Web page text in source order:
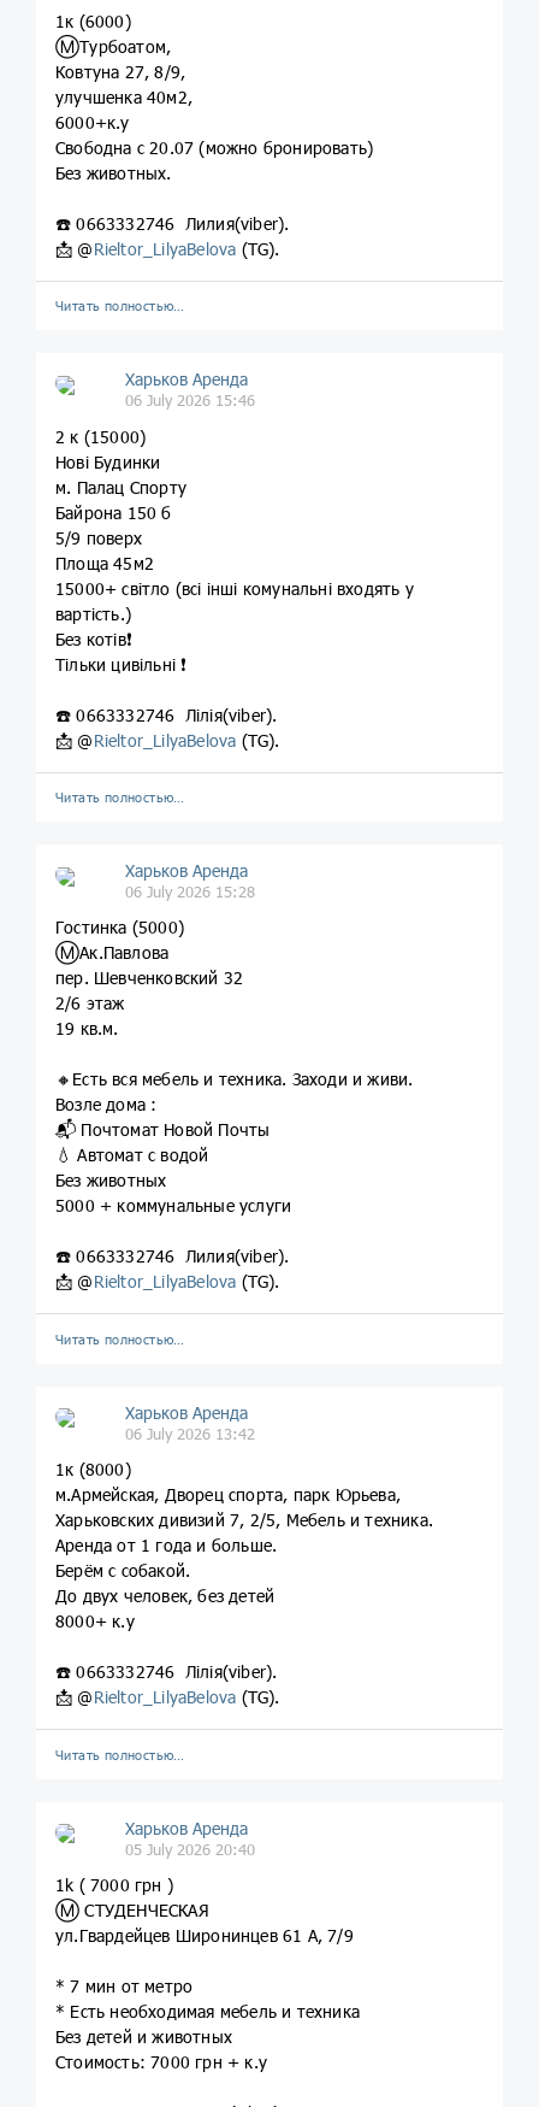
1к (6000)
Ⓜ️Турбоатом,
Ковтуна 27, 8/9,
улучшенка 40м2,
6000+к.у
Свободна с 20.07 (можно бронировать)
Без животных.
☎️ 0663332746 Лилия(viber).
📩 @Rieltor_LilyaBelova (TG).
Читать полностью…
Харьков Аренда
06 July 2026 15:46
2 к (15000)
Нові Будинки
м. Палац Спорту
Байрона 150 б
5/9 поверх
Площа 45м2
15000+ світло (всі інші комунальні входять у
вартість.)
Без котів❗️
Тільки цивільні ❗️
☎️ 0663332746 Лілія(viber).
📩 @Rieltor_LilyaBelova (TG).
Читать полностью…
Харьков Аренда
06 July 2026 15:28
Гостинка (5000)
Ⓜ️Ак.Павлова
пер. Шевченковский 32
2/6 этаж
19 кв.м.
🔸Есть вся мебель и техника. Заходи и живи.
Возле дома :
📬 Почтомат Новой Почты
💧 Автомат с водой
Без животных
5000 + коммунальные услуги
☎️ 0663332746 Лилия(viber).
📩 @Rieltor_LilyaBelova (TG).
Читать полностью…
Харьков Аренда
06 July 2026 13:42
1к (8000)
м.Армейская, Дворец спорта, парк Юрьева,
Харьковских дивизий 7, 2/5, Мебель и техника.
Аренда от 1 года и больше.
Берём с собакой.
До двух человек, без детей
8000+ к.у
☎️ 0663332746 Лілія(viber).
📩 @Rieltor_LilyaBelova (TG).
Читать полностью…
Харьков Аренда
05 July 2026 20:40
1k ( 7000 грн )
Ⓜ️ СТУДЕНЧЕСКАЯ
ул.Гвардейцев Широнинцев 61 А, 7/9
* 7 мин от метро
* Есть необходимая мебель и техника
Без детей и животных
Стоимость: 7000 грн + к.у